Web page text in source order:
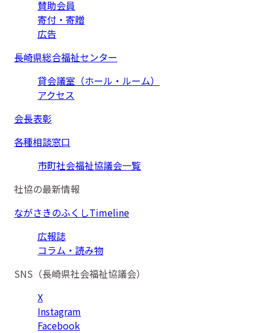
賛助会員
寄付・寄贈
広告
長崎県総合福祉センター
貸会議室（ホール・ルーム）
アクセス
会長表彰
各種相談窓口
市町社会福祉協議会一覧
社協の最新情報
ながさきのふくしTimeline
広報誌
コラム・読み物
SNS（長崎県社会福祉協議会）
X
Instagram
Facebook